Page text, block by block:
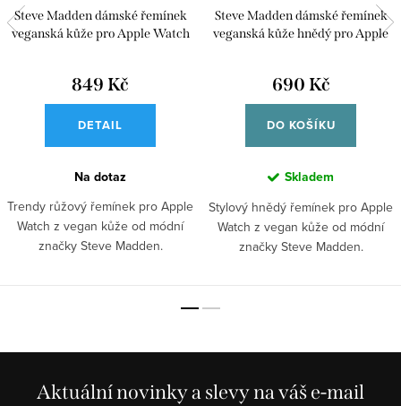
Steve Madden dámské řemínek
veganská kůže pro Apple Watch
849 Kč
DETAIL
Na dotaz
Trendy růžový řemínek pro Apple
Watch z vegan kůže od módní
značky Steve Madden.
Steve Madden dámské řemínek
veganská kůže hnědý pro Apple
690 Kč
DO KOŠÍKU
Skladem
Stylový hnědý řemínek pro Apple
Watch z vegan kůže od módní
značky Steve Madden.
Aktuální novinky a slevy na váš e-mail